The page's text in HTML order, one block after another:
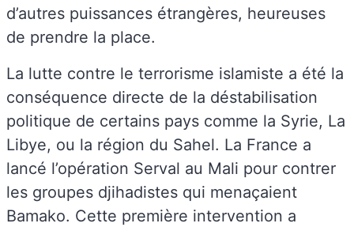
d’autres puissances étrangères, heureuses
de prendre la place.
La lutte contre le terrorisme islamiste a été la
conséquence directe de la déstabilisation
politique de certains pays comme la Syrie, La
Libye, ou la région du Sahel. La France a
lancé l’opération Serval au Mali pour contrer
les groupes djihadistes qui menaçaient
Bamako. Cette première intervention a